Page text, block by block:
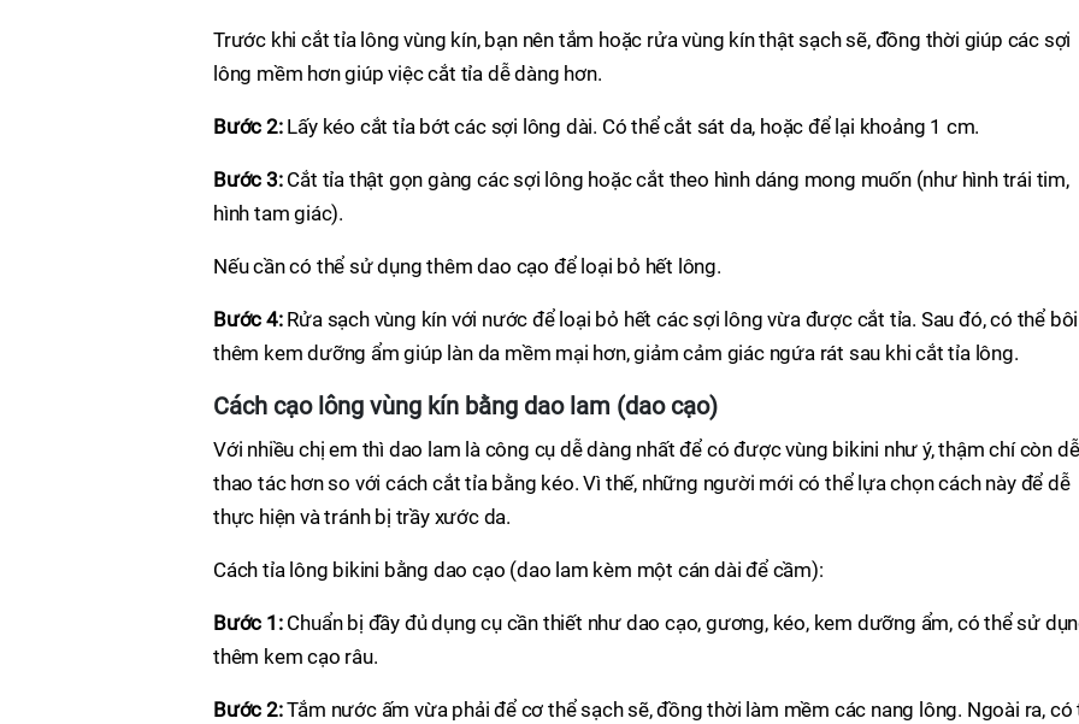
Trước khi cắt tỉa lông vùng kín, bạn nên tắm hoặc rửa vùng kín thật sạch sẽ, đồng thời giúp các sợi
lông mềm hơn giúp việc cắt tỉa dễ dàng hơn.
Bước 2:Lấy kéo cắt tỉa bớt các sợi lông dài. Có thể cắt sát da, hoặc để lại khoảng 1 cm.
Bước 3:Cắt tỉa thật gọn gàng các sợi lông hoặc cắt theo hình dáng mong muốn (như hình trái tim,
hình tam giác).
Nếu cần có thể sử dụng thêm dao cạo để loại bỏ hết lông.
Bước 4:Rửa sạch vùng kín với nước để loại bỏ hết các sợi lông vừa được cắt tỉa. Sau đó, có thể bôi
thêm kem dưỡng ẩm giúp làn da mềm mại hơn, giảm cảm giác ngứa rát sau khi cắt tỉa lông.
Cách cạo lông vùng kín bằng dao lam (dao cạo)
Với nhiều chị em thì dao lam là công cụ dễ dàng nhất để có được vùng bikini như ý, thậm chí còn dễ
thao tác hơn so với cách cắt tỉa bằng kéo. Vì thế, những người mới có thể lựa chọn cách này để dễ
thực hiện và tránh bị trầy xước da.
Cách tỉa lông bikini bằng dao cạo (dao lam kèm một cán dài để cầm):
Bước 1:Chuẩn bị đầy đủ dụng cụ cần thiết như dao cạo, gương, kéo, kem dưỡng ẩm, có thể sử
thêm kem cạo râu.
Bước 2:Tắm nước ấm vừa phải để cơ thể sạch sẽ, đồng thời làm mềm các nang lông. Ngoài ra, có